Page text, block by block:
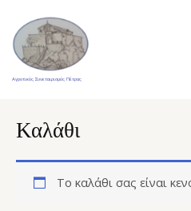
στο
περιεχόμενο
Αγροτικός Συνεταιρισμός Πέτρας
Καλάθι
Το καλάθι σας είναι